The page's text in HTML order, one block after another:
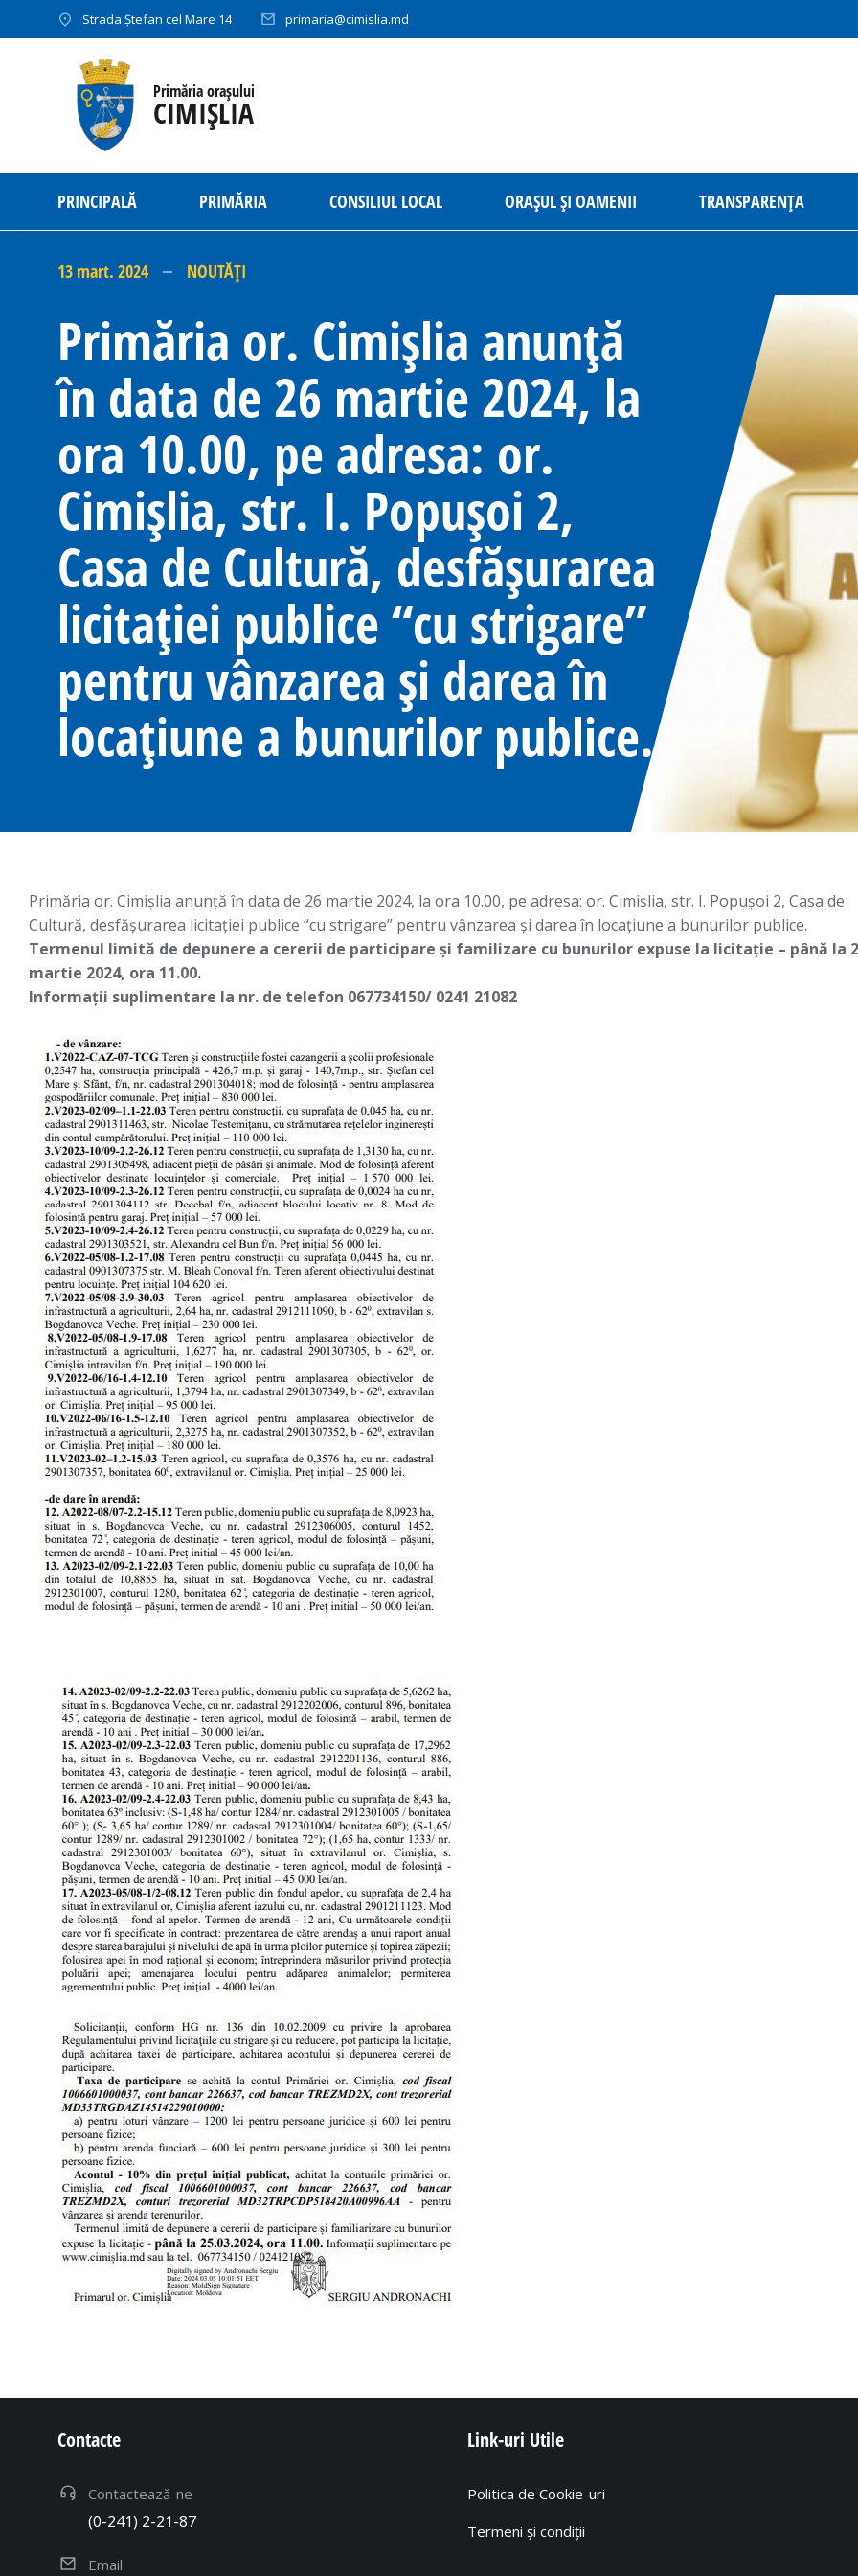
Strada Ștefan cel Mare 14 primaria@cimislia.md
Primăria orașului
CIMIȘLIA
PRINCIPALĂ PRIMĂRIA CONSILIUL LOCAL ORAȘUL ȘI OAMENII TRANSPARENȚA
13 mart. 2024 NOUTĂȚI
Primăria or. Cimișlia anunță
în data de 26 martie 2024, la
ora 10.00, pe adresa: or.
Cimișlia, str. I. Popușoi 2,
Casa de Cultură, desfășurarea
licitației publice “cu strigare”
pentru vânzarea și darea în
locațiune a bunurilor publice.
Primăria or. Cimișlia anunță în data de 26 martie 2024, la ora 10.00, pe adresa: or. Cimișlia, str. I. Popușoi 2, Casa de
Cultură, desfășurarea licitației publice “cu strigare” pentru vânzarea și darea în locațiune a bunurilor publice.
Termenul limită de depunere a cererii de participare și familizare cu bunurilor expuse la licitație – până la
martie 2024, ora 11.00.
Informații suplimentare la nr. de telefon 067734150/ 0241 21082
Contacte
Contactează-ne
(0-241) 2-21-87
Email
Link-uri Utile
Politica de Cookie-uri
Termeni și condiții